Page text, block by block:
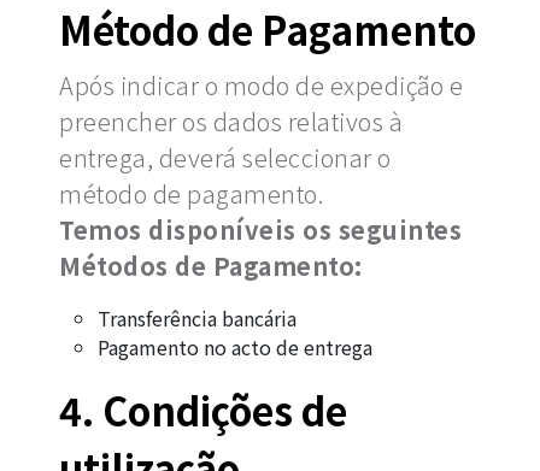
Método de Pagamento
Após indicar o modo de expedição e
preencher os dados relativos à
entrega, deverá seleccionar o
método de pagamento.
Temos disponíveis os seguintes
Métodos de Pagamento:
Transferência bancária
Pagamento no acto de entrega
4. Condições de